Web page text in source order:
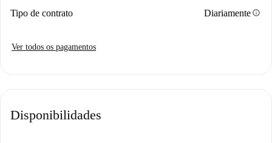
Tipo de contrato Diariamenteinfo
Ver todos os pagamentos
Disponibilidades